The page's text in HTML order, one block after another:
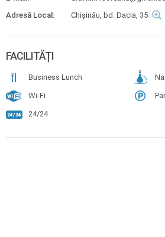
Adresă Local:
Chișinău, bd. Dacia, 35
FACILITĂȚI
Business Lunch
Wi-Fi
24/24